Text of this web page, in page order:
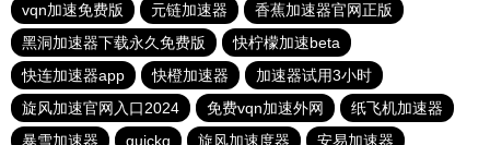
vqn加速免费版
元链加速器
香蕉加速器官网正版
黑洞加速器下载永久免费版
快柠檬加速beta
快连加速器app
快橙加速器
加速器试用3小时
旋风加速官网入口2024
免费vqn加速外网
纸飞机加速器
暴雪加速器
quickq 旋风加速度器 安易加速器